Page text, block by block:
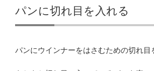
パンに切れ目を入れる
パンにウインナーをはさむための切れ目